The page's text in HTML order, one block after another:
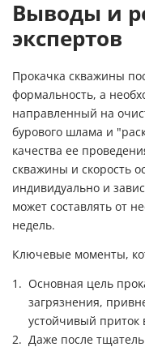
Выводы и
экспертов
Прокачка скважины
формальность, а
направленный на
бурового шлама и
качества ее
скважины и скорость
индивидуально и
может составлять от
недель.
Ключевые моменты,
Основная цель
загрязнения,
устойчивый приток
Даже после